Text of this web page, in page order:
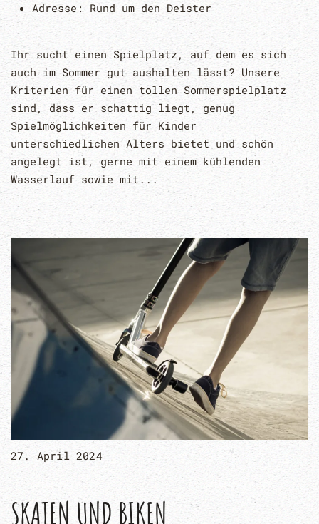
Adresse: Rund um den Deister
Ihr sucht einen Spielplatz, auf dem es sich
auch im Sommer gut aushalten lässt? Unsere
Kriterien für einen tollen Sommerspielplatz
sind, dass er schattig liegt, genug
Spielmöglichkeiten für Kinder
unterschiedlichen Alters bietet und schön
angelegt ist, gerne mit einem kühlenden
Wasserlauf sowie mit...
27. April 2024
SKATEN UND BIKEN